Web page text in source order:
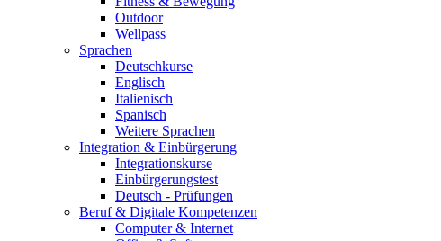
Outdoor
Wellpass
Sprachen
Deutschkurse
Englisch
Italienisch
Spanisch
Weitere Sprachen
Integration & Einbürgerung
Integrationskurse
Einbürgerungstest
Deutsch - Prüfungen
Beruf & Digitale Kompetenzen
Computer & Internet